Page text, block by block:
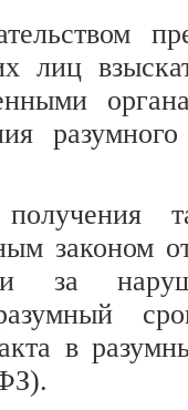
лиц
законом
за
разумный
в